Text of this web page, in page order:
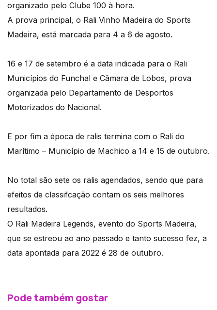
organizado pelo Clube 100 à hora.
A prova principal, o Rali Vinho Madeira do Sports
Madeira, está marcada para 4 a 6 de agosto.
16 e 17 de setembro é a data indicada para o Rali
Municípios do Funchal e Câmara de Lobos, prova
organizada pelo Departamento de Desportos
Motorizados do Nacional.
E por fim a época de ralis termina com o Rali do
Marítimo – Município de Machico a 14 e 15 de outubro.
No total são sete os ralis agendados, sendo que para
efeitos de classifcação contam os seis melhores
resultados.
O Rali Madeira Legends, evento do Sports Madeira,
que se estreou ao ano passado e tanto sucesso fez, a
data apontada para 2022 é 28 de outubro.
Pode também gostar